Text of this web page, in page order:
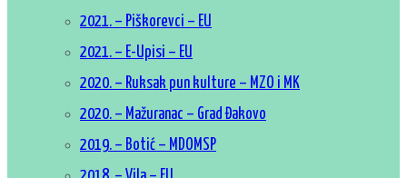
2021. – Piškorevci – EU
2021. – E-Upisi – EU
2020. – Ruksak pun kulture – MZO i MK
2020. – Mažuranac – Grad Đakovo
2019. – Botić – MDOMSP